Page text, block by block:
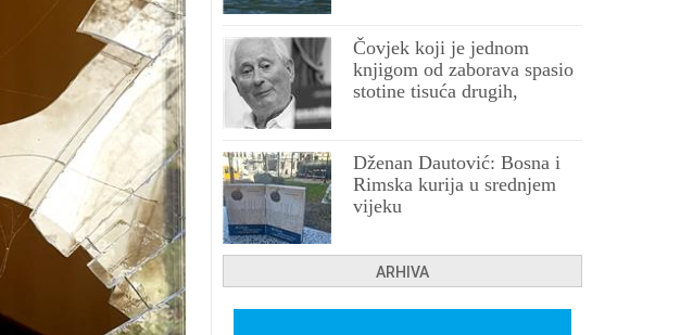
Čovjek koji je jednom
knjigom od zaborava spasio
stotine tisuća drugih,
Dženan Dautović: Bosna i
Rimska kurija u srednjem
vijeku
ARHIVA